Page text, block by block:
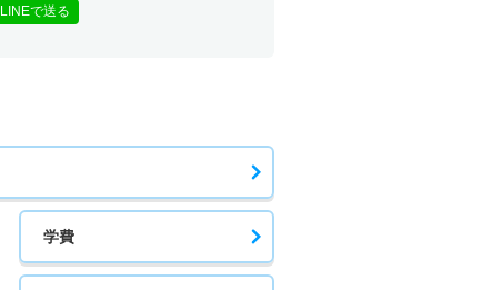
LINEで送る
学費